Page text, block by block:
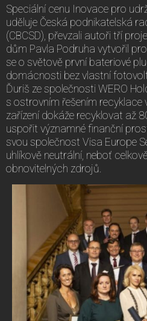
Speciální cenu Inovace pro
uděluje Česká podnikatelská
(CBCSD), převzali autoři tří
dům Pavla Podruha vytvořil
se o světově první bateriové
domácnosti bez vlastní
Ďuriš ze společnosti WERO
s ostrovním řešením recyklace
zařízení dokáže recyklovat až
uspořit významné finanční
svou společnost Visa Europe
uhlíkově neutrální, neboť
obnovitelných zdrojů.